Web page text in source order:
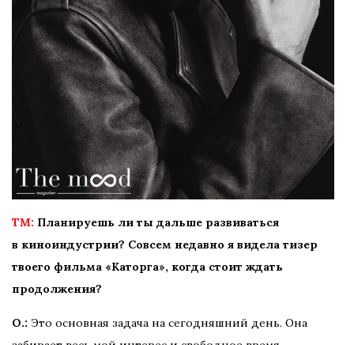
TM: Планируешь ли ты дальше развиваться
в киноиндустрии? Совсем недавно я видела тизер
твоего фильма «Каторга», когда стоит ждать
продолжения?
О.: Это основная задача на сегодняшний день. Она